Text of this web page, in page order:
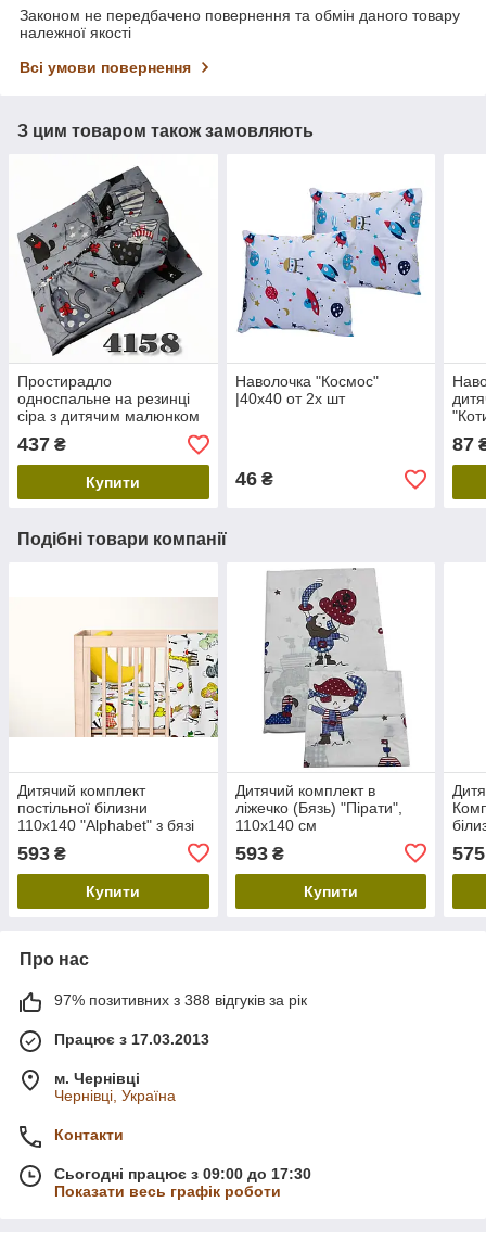
Законом не передбачено повернення та обмін даного товару
належної якості
Всі умови повернення
З цим товаром також замовляють
Простирадло
односпальне на резинці
сіра з дитячим малюнком
в розмірах "Сірі котики".
Бязь
437 ₴
Купити
Наволочка "Космос"
|40х40 от 2х шт
46₴
87
Подібні товари компанії
Дитячий комплект
постільної білизни
110х140 "Alphabet" з бязі
593 ₴
Купити
Дитячий комплект в
ліжечко (Бязь) "Пірати",
110х140 см
593₴
Купити
575
Про нас
97% позитивних з 388 відгуків за рік
Працює з 17.03.2013
м. Чернівці
Чернівці, Україна
Контакти
Сьогодні працює з 09:00 до 17:30
Показати весь графік роботи